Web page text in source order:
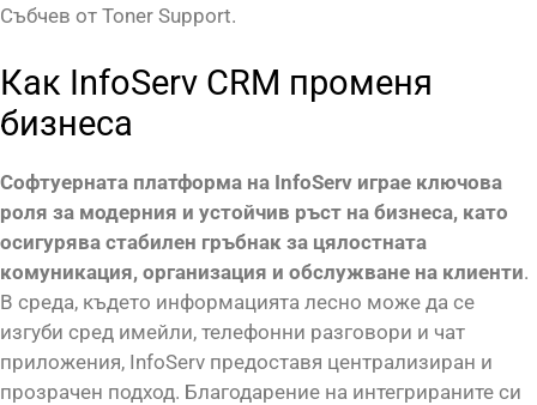
Събчев от Toner Support.
Как InfoServ CRM променя
бизнеса
Софтуерната платформа на InfoServ играе ключова
роля за модерния и устойчив ръст на бизнеса, като
осигурява стабилен гръбнак за цялостната
комуникация, организация и обслужване на клиенти.
В среда, където информацията лесно може да се
изгуби сред имейли, телефонни разговори и чат
приложения, InfoServ предоставя централизиран и
прозрачен подход. Благодарение на интегрираните си